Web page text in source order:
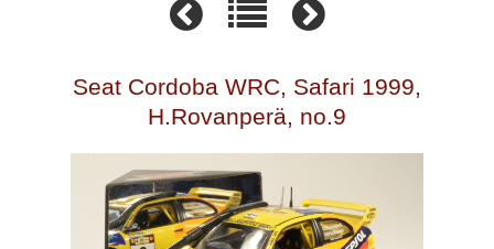
Seat Cordoba WRC, Safari 1999,
H.Rovanperä, no.9